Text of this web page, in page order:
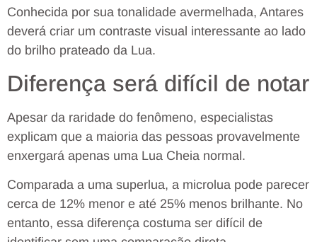
Conhecida por sua tonalidade avermelhada, Antares
deverá criar um contraste visual interessante ao lado
do brilho prateado da Lua.
Diferença será difícil de notar
Apesar da raridade do fenômeno, especialistas
explicam que a maioria das pessoas provavelmente
enxergará apenas uma Lua Cheia normal.
Comparada a uma superlua, a microlua pode parecer
cerca de 12% menor e até 25% menos brilhante. No
entanto, essa diferença costuma ser difícil de